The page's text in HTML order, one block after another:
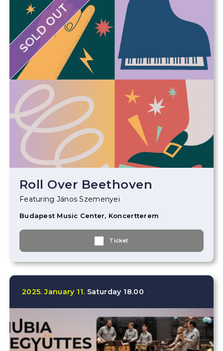
SOLD OUT
Roll Over Beethoven
Featuring János Szemenyei
Budapest Music Center, Koncertterem
Ticket
2025. January 11. Saturday 18.00